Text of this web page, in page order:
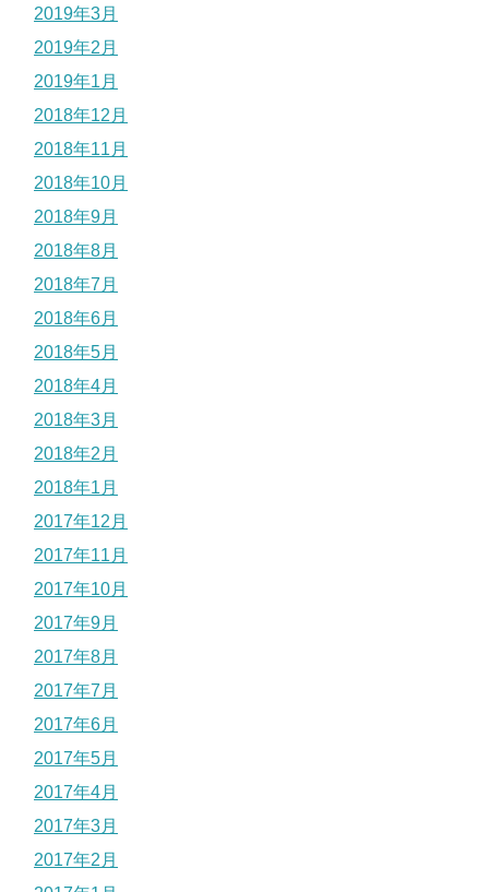
2019年3月
2019年2月
2019年1月
2018年12月
2018年11月
2018年10月
2018年9月
2018年8月
2018年7月
2018年6月
2018年5月
2018年4月
2018年3月
2018年2月
2018年1月
2017年12月
2017年11月
2017年10月
2017年9月
2017年8月
2017年7月
2017年6月
2017年5月
2017年4月
2017年3月
2017年2月